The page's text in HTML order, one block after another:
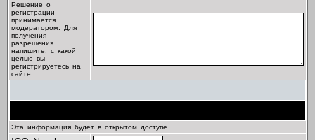
Решение о
регистрации
принимается
модератором. Для
получения
разрешения
напишите, с какой
целью вы
регистрируетесь на
сайте
Эта информация будет в открытом доступе